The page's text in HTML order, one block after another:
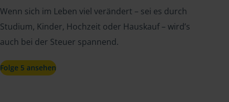
Wenn sich im Leben viel verändert – sei es durch
Studium, Kinder, Hochzeit oder Hauskauf – wird’s
auch bei der Steuer spannend.
Folge 5 ansehen